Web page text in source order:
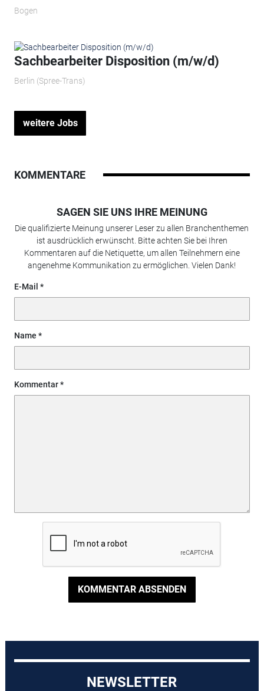
Bogen
Sachbearbeiter Disposition (m/w/d)
Berlin (Spree-Trans)
weitere Jobs
KOMMENTARE
SAGEN SIE UNS IHRE MEINUNG
Die qualifizierte Meinung unserer Leser zu allen Branchenthemen
ist ausdrücklich erwünscht. Bitte achten Sie bei Ihren
Kommentaren auf die Netiquette, um allen Teilnehmern eine
angenehme Kommunikation zu ermöglichen. Vielen Dank!
E-Mail
Name
Kommentar
KOMMENTAR ABSENDEN
NEWSLETTER